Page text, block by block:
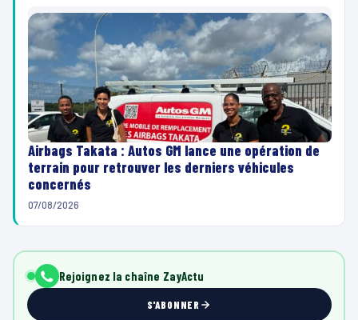
Airbags Takata : Autos GM lance une opération de
terrain pour retrouver les derniers véhicules
concernés
07/08/2026
Rejoignez la chaîne ZayActu
S'ABONNER